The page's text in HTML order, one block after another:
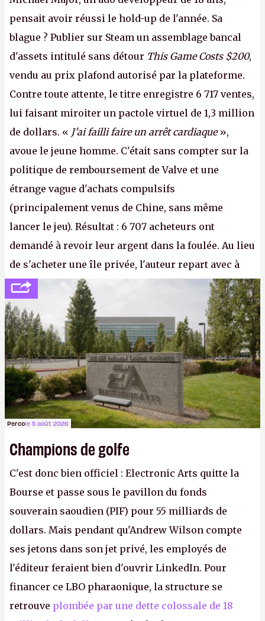
pensait avoir réussi le hold-up de l'année. Sa
blague ? Publier sur Steam un assemblage bancal
d'assets intitulé sans détour This Game Costs $200,
vendu au prix plafond autorisé par la plateforme.
Contre toute attente, le titre enregistre 6 717 ventes,
lui faisant miroiter un pactole virtuel de 1,3 million
de dollars. « J'ai failli faire un arrêt cardiaque»,
avoue le jeune homme. C'était sans compter sur la
politique de remboursement de Valve et une
étrange vague d'achats compulsifs
(principalement venus de Chine, sans même
lancer le jeu). Résultat : 6 707 acheteurs ont
demandé à revoir leur argent dans la foulée. Au lieu
de s'acheter une île privée, l'auteur repart avec à
peine 2 000 dollars en poche. C'est toujours plus
cher payé que le temps passé à dev, mais ça
apprendra aux petits malins qu'on ne braque pas
Gabe Newell aussi facilement.P.
Percole 5 août 2026
Champions de golfe
C'est donc bien officiel : Electronic Arts quitte la
Bourse et passe sous le pavillon du fonds
souverain saoudien (PIF) pour 55 milliards de
dollars. Mais pendant qu'Andrew Wilson compte
ses jetons dans son jet privé, les employés de
l'éditeur feraient bien d'ouvrir LinkedIn. Pour
financer ce LBO pharaonique, la structure se
retrouve plombée par une dette colossale de 18